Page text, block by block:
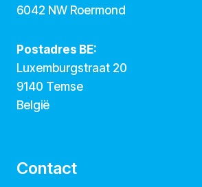
6042 NW Roermond
Postadres BE:
Luxemburgstraat 20
9140 Temse
België
Contact